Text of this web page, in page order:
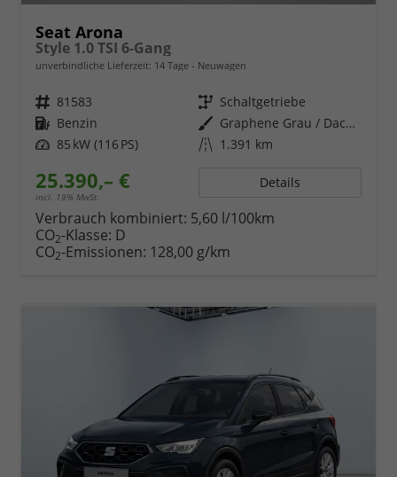
Seat Arona
Style 1.0 TSI 6-Gang
unverbindliche Lieferzeit: 14 Tage Neuwagen
Fahrzeugnr. 81583 Getriebe Schaltgetriebe
Kraftstoff Benzin Außenfarbe
Graphene Grau / Dach in Midnight Schwarz Metallic
Leistung 85 kW (116 PS) Kilometerstand 1.391 km
25.390,– €
incl. 19% MwSt.
Details
Verbrauch kombiniert: 5,60 l/100km
CO2-Klasse: D
CO2-Emissionen: 128,00 g/km